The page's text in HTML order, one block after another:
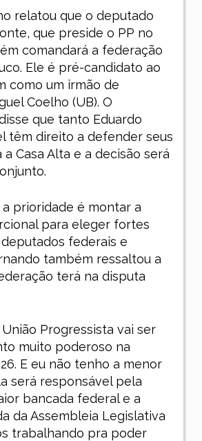
relatou que o deputado
que preside o PP no
comandará a federação
Ele é pré-candidato ao
como um irmão de
Coelho (UB). O
que tanto Eduardo
têm direito a defender seus
Casa Alta e a decisão será
prioridade é montar a
para eleger fortes
federais e
também ressaltou a
terá na disputa
União Progressista vai ser
muito poderoso na
E eu não tenho a menor
será responsável pela
bancada federal e a
da Assembleia Legislativa
trabalhando pra poder